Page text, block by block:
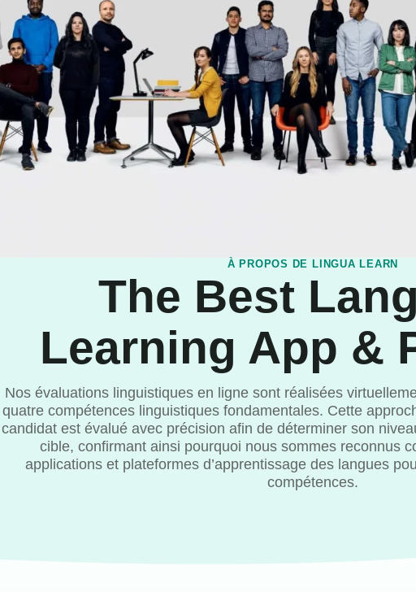
À PROPOS DE LINGUA LEARN
The Best
Learning App &
Nos évaluations linguistiques en ligne sont réalisées
quatre compétences linguistiques fondamentales. Cette
candidat est évalué avec précision afin de déterminer son
cible, confirmant ainsi pourquoi nous sommes reconnus
applications et plateformes d’apprentissage des langues
compétences.